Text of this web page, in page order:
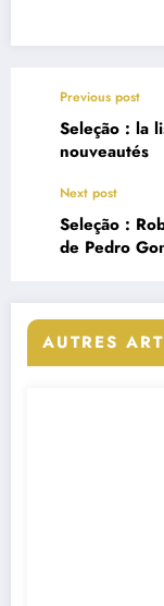
Previous post
Seleção : la
nouveautés
Next post
Seleção :
de Pedro
AUTRES